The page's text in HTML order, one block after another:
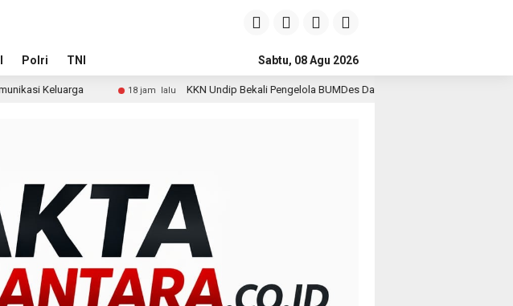
Polri TNI Sabtu, 08 Agu 2026
18 jam lalu KKN Undip Bekali Pengelola BUMDes Dalangan dengan Pola Pikir Inovatif